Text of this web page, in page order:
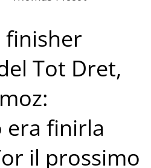
finisher
Tot Dret,
era finirla
il prossimo